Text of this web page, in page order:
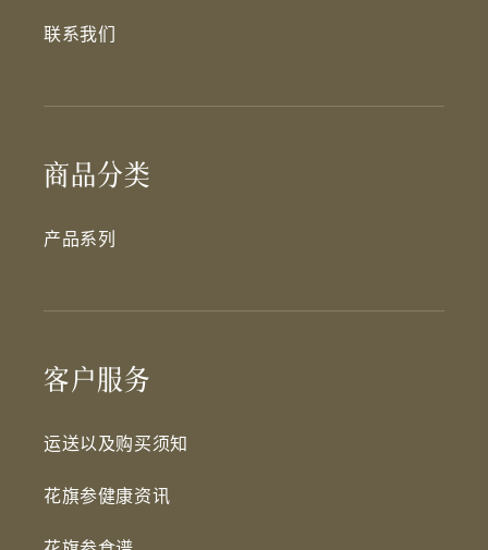
联系我们
商品分类
产品系列
客户服务
运送以及购买须知
花旗参健康资讯